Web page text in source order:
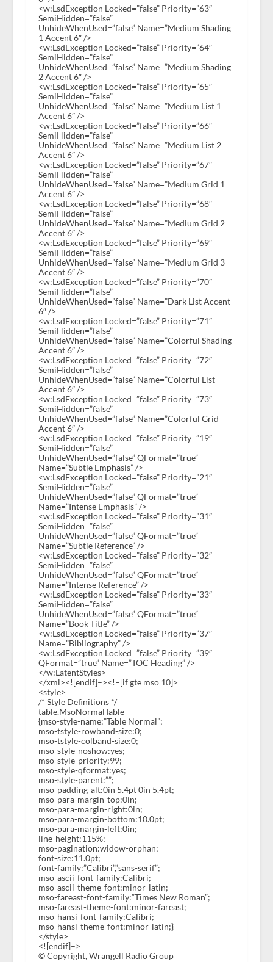
<w:LsdException Locked=”false” Priority=”63″
SemiHidden=”false”
UnhideWhenUsed=”false” Name=”Medium Shading
1 Accent 6″ />
<w:LsdException Locked=”false” Priority=”64″
SemiHidden=”false”
UnhideWhenUsed=”false” Name=”Medium Shading
2 Accent 6″ />
<w:LsdException Locked=”false” Priority=”65″
SemiHidden=”false”
UnhideWhenUsed=”false” Name=”Medium List 1
Accent 6″ />
<w:LsdException Locked=”false” Priority=”66″
SemiHidden=”false”
UnhideWhenUsed=”false” Name=”Medium List 2
Accent 6″ />
<w:LsdException Locked=”false” Priority=”67″
SemiHidden=”false”
UnhideWhenUsed=”false” Name=”Medium Grid 1
Accent 6″ />
<w:LsdException Locked=”false” Priority=”68″
SemiHidden=”false”
UnhideWhenUsed=”false” Name=”Medium Grid 2
Accent 6″ />
<w:LsdException Locked=”false” Priority=”69″
SemiHidden=”false”
UnhideWhenUsed=”false” Name=”Medium Grid 3
Accent 6″ />
<w:LsdException Locked=”false” Priority=”70″
SemiHidden=”false”
UnhideWhenUsed=”false” Name=”Dark List Accent
6″ />
<w:LsdException Locked=”false” Priority=”71″
SemiHidden=”false”
UnhideWhenUsed=”false” Name=”Colorful Shading
Accent 6″ />
<w:LsdException Locked=”false” Priority=”72″
SemiHidden=”false”
UnhideWhenUsed=”false” Name=”Colorful List
Accent 6″ />
<w:LsdException Locked=”false” Priority=”73″
SemiHidden=”false”
UnhideWhenUsed=”false” Name=”Colorful Grid
Accent 6″ />
<w:LsdException Locked=”false” Priority=”19″
SemiHidden=”false”
UnhideWhenUsed=”false” QFormat=”true”
Name=”Subtle Emphasis” />
<w:LsdException Locked=”false” Priority=”21″
SemiHidden=”false”
UnhideWhenUsed=”false” QFormat=”true”
Name=”Intense Emphasis” />
<w:LsdException Locked=”false” Priority=”31″
SemiHidden=”false”
UnhideWhenUsed=”false” QFormat=”true”
Name=”Subtle Reference” />
<w:LsdException Locked=”false” Priority=”32″
SemiHidden=”false”
UnhideWhenUsed=”false” QFormat=”true”
Name=”Intense Reference” />
<w:LsdException Locked=”false” Priority=”33″
SemiHidden=”false”
UnhideWhenUsed=”false” QFormat=”true”
Name=”Book Title” />
<w:LsdException Locked=”false” Priority=”37″
Name=”Bibliography” />
<w:LsdException Locked=”false” Priority=”39″
QFormat=”true” Name=”TOC Heading” />
</w:LatentStyles>
</xml><![endif]–><!–[if gte mso 10]>
<style>
/* Style Definitions */
table.MsoNormalTable
{mso-style-name:”Table Normal”;
mso-tstyle-rowband-size:0;
mso-tstyle-colband-size:0;
mso-style-noshow:yes;
mso-style-priority:99;
mso-style-qformat:yes;
mso-style-parent:””;
mso-padding-alt:0in 5.4pt 0in 5.4pt;
mso-para-margin-top:0in;
mso-para-margin-right:0in;
mso-para-margin-bottom:10.0pt;
mso-para-margin-left:0in;
line-height:115%;
mso-pagination:widow-orphan;
font-size:11.0pt;
font-family:”Calibri”,”sans-serif”;
mso-ascii-font-family:Calibri;
mso-ascii-theme-font:minor-latin;
mso-fareast-font-family:”Times New Roman”;
mso-fareast-theme-font:minor-fareast;
mso-hansi-font-family:Calibri;
mso-hansi-theme-font:minor-latin;}
</style>
<![endif]–>
© Copyright, Wrangell Radio Group